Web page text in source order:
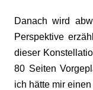
Danach wird
Perspektive
dieser
80 Seiten
ich hätte mir